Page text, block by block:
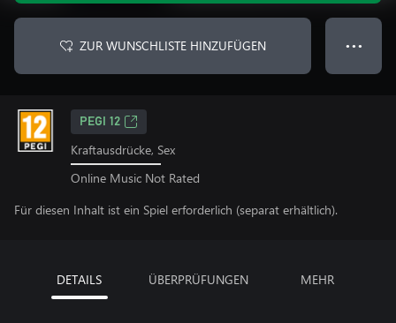
ZUR WUNSCHLISTE HINZUFÜGEN ● ● ●
PEGI 12
Kraftausdrücke, Sex
Online Music Not Rated
Für diesen Inhalt ist ein Spiel erforderlich (separat erhältlich).
DETAILS ÜBERPRÜFUNGEN MEHR